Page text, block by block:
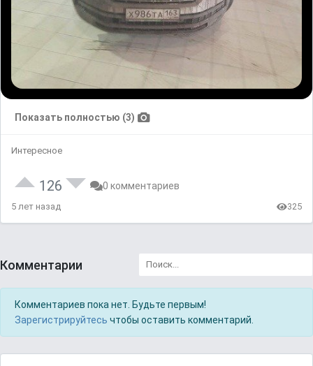
Показать полностью (3)
Интересное
126 0 комментариев
5 лет назад 325
Комментарии
Комментариев пока нет. Будьте первым!
Зарегистрируйтесь чтобы оставить комментарий.